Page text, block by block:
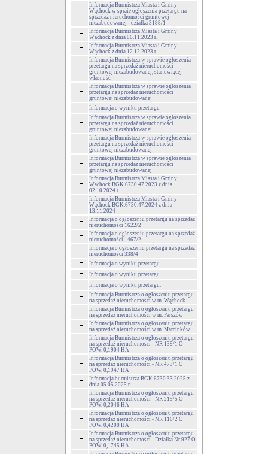
Informacja Burmistrza Miasta i Gminy
Wąchock w spraie ogłoszenia przetargu na
sprzedaż nieruchomości gruntowej
niezabudowanej - działka 3188/1
Informacja Burmistrza Miasta i Gminy
Wąchock z dnia 06.11.2023 r.
Informacja Burmistrza Miasta i Gminy
Wąchock z dnia 12.12.2023 r.
Informacja Burmistrza w sprawie ogłoszenia
przetargu na sprzedaż nieruchomości
gruntowej niezabudowanej, stanowiącej
własność
Informacja Burmistrza w sprawie ogłoszenia
przetargu na sprzedaż nieruchomości
gruntowej niezabudowanej
Informacja o wyniku przetargu
Informacja Burmistrza w sprawie ogłoszenia
przetargu na sprzedaż nieruchomości
gruntowej niezabudowanej
Informacja Burmistrza w sprawie ogłoszenia
przetargu na sprzedaż nieruchomości
gruntowej niezabudowanej
Informacja Burmistrza w sprawie ogłoszenia
przetargu na sprzedaż nieruchomości
gruntowej niezabudowanej
Informacja Burmistrza Miasta i Gminy
Wąchock BGK.6730.47.2023 z dnia
02.10.2024 r.
Informacja Burmistrza Miasta i Gminy
Wąchock BGK.6730.47.2024 z dnia
13.11.2024
Informacja o ogłoszeniu przetargu na sprzedaż
nieruchomości 1622/2
Informacja o ogłoszeniu przetargu na sprzedaż
nieruchomości 1467/2
Informacja o ogłoszeniu przetargu na sprzedaż
nieruchomości 338/4
Informacja o wyniku przetargu.
Informacja o wyniku przetargu.
Informacja o wyniku przetargu.
Informacja Burmistrza o ogłoszeniu przetargu
na sprzedaż nieruchomości w m. Wąchock
Informacja Burmistrza o ogłoszeniu przetargu
na sprzedaż nieruchomości w m. Parszów
Informacja Burmistrza o ogłoszeniu przetargu
na sprzedaż nieruchomości w m. Marcinków
Informacja Burmistrza o ogłoszeniu przetargu
na sprzedaż nieruchomości - NR 139/1 O
POW. 0,1904 HA
Informacja Burmistrza o ogłoszeniu przetargu
na sprzedaż nieruchomości - NR 473/1 O
POW. 0,1947 HA
Informacja burmistrza BGK.6730.33.2025 z
dnia 05.05.2025 r.
Informacja Burmistrza o ogłoszeniu przetargu
na sprzedaż nieruchomości - NR 215/5 O
POW. 0,2046 HA
Informacja Burmistrza o ogłoszeniu przetargu
na sprzedaż nieruchomości - NR 116/2 O
POW. 0,4200 HA
Informacja Burmistrza o ogłoszeniu przetargu
na sprzedaż nieruchomości - Działka Nr 927 O
POW. 0,1745 HA